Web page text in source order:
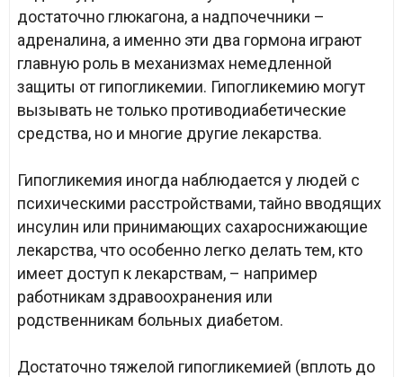
достаточно глюкагона, а надпочечники –
адреналина, а именно эти два гормона играют
главную роль в механизмах немедленной
защиты от гипогликемии. Гипогликемию могут
вызывать не только противодиабетические
средства, но и многие другие лекарства.
Гипогликемия иногда наблюдается у людей с
психическими расстройствами, тайно вводящих
инсулин или принимающих сахароснижающие
лекарства, что особенно легко делать тем, кто
имеет доступ к лекарствам, – например
работникам здравоохранения или
родственникам больных диабетом.
Достаточно тяжелой гипогликемией (вплоть до